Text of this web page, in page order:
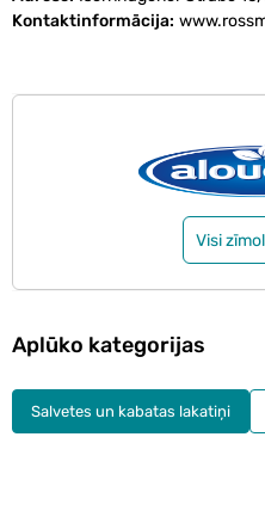
Kontaktinformācija
Visi
Aplūko kategorijas
Salvetes un kabatas lakatiņi